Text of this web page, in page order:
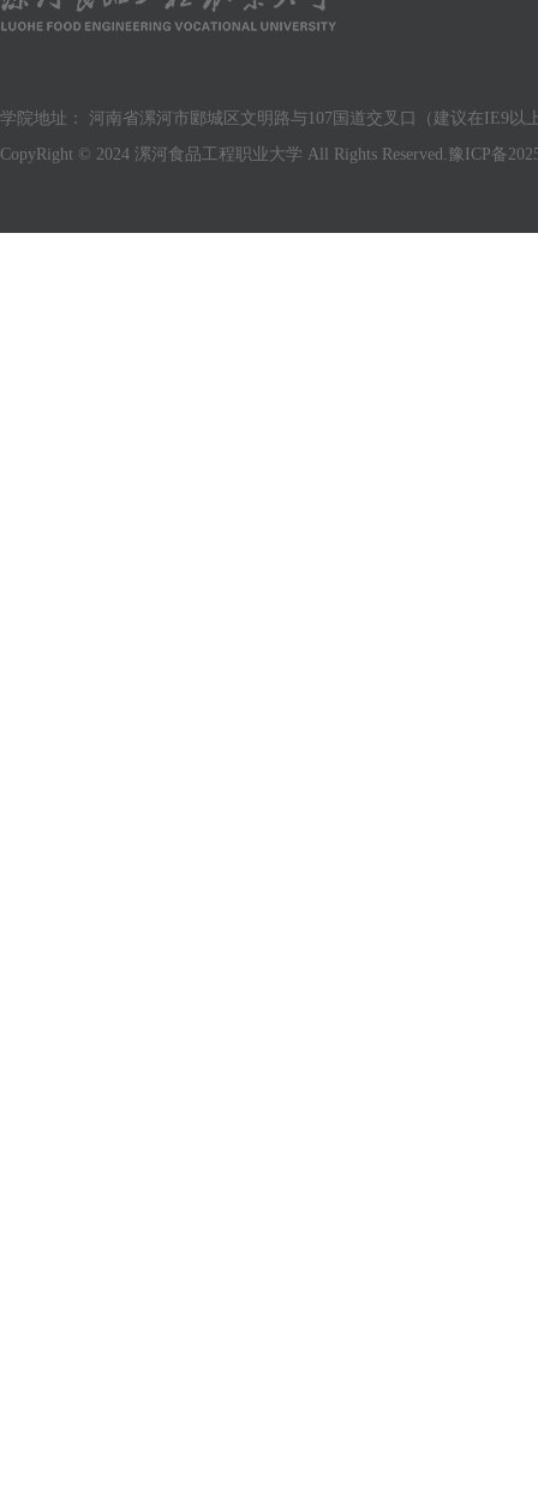
学院地址： 河南省漯河市郾城区文明路与107国道交叉口（建议在IE9以
CopyRight © 2024 漯河食品工程职业大学 All Rights Reserved. 豫ICP备